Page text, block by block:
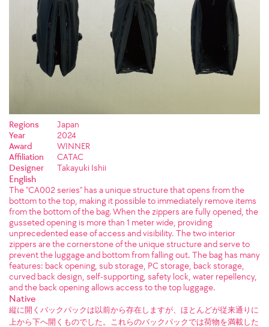
Regions
Japan
Year
2024
Award
WINNER
Affiliation
CATAC
Designer
Takayuki Ishii
English
The "CA002 series" has a unique structure that opens from the
bottom to the top, making it possible to immediately remove items
from the bottom of the bag. When the zippers are fully opened, the
gusseted opening is more than 1 meter wide, providing
unprecedented ease of access and visibility. The two interior
zippers are the cornerstone of the unique structure and serve to
prevent the luggage and bottom from falling out. The bag has many
features: back opening, sub storage, PC storage, back storage,
curved back design, self-supporting, safety lock, water repellency,
and the back opening allows access to the top luggage.
Native
縦に開くバックパックは以前から存在しますが、ほとんどが従来通りに
上から下へ開くものでした。これらのバックパックでは荷物を満載した